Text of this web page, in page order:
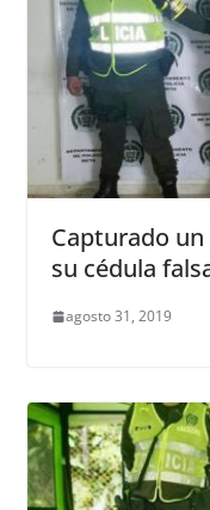
Capturado
su cédula
agosto 31, 2019